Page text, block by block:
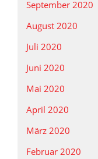
September 2020
August 2020
Juli 2020
Juni 2020
Mai 2020
April 2020
März 2020
Februar 2020